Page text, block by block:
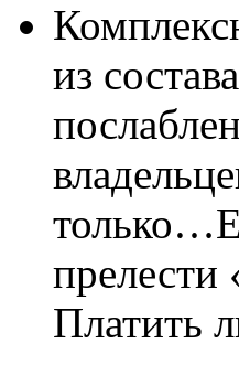
из
прелести
Платить